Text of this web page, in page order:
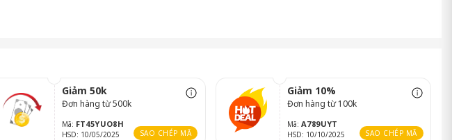
Giảm 50k
Đơn hàng từ 500k
Mã: FT45YUO8H
HSD: 10/05/2025 SAO CHÉP MÃ
Giảm 10%
Đơn hàng từ 100k
Mã:A789UYT
HSD: 10/10/2025 SAO CHÉP MÃ